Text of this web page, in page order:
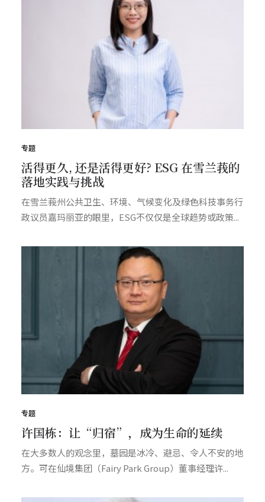
专题
活得更久, 还是活得更好? ESG 在雪兰莪的
落地实践与挑战
在雪兰莪州公共卫生、环境、气候变化及绿色科技事务行
政议员嘉玛丽亚的眼里，ESG不仅仅是全球趋势或政策...
专题
许国栋：让“归宿”，成为生命的延续
在大多数人的观念里，墓园是冰冷、避忌、令人不安的地
方。可在仙境集团（Fairy Park Group）董事经理许...